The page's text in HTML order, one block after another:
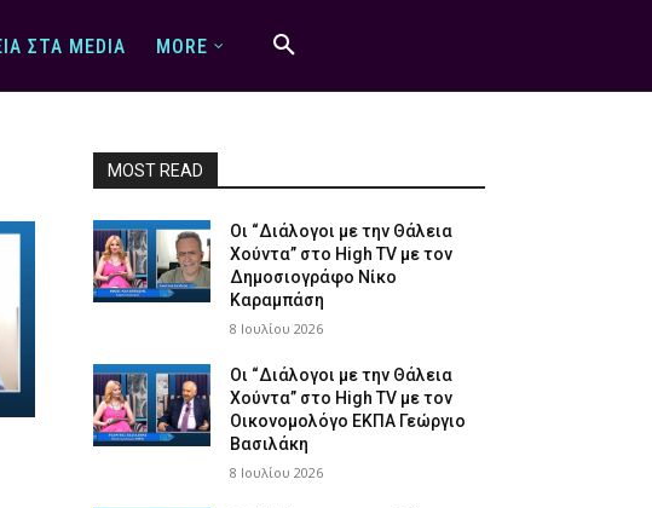
ΣΤΑ MEDIA MORE
MOST READ
Οι “Διάλογοι με την Θάλεια
Χούντα” στο High TV με τον
Δημοσιογράφο Νίκο
Καραμπάση
8 Ιουλίου 2026
Οι “Διάλογοι με την Θάλεια
Χούντα” στο High TV με τον
Οικονομολόγο ΕΚΠΑ Γεώργιο
Βασιλάκη
8 Ιουλίου 2026